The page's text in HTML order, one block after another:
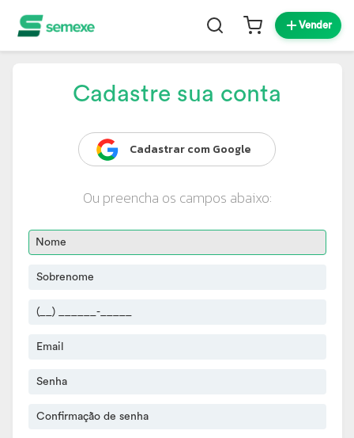
Vender
Cadastre sua conta
Cadastrar com Google
Ou preencha os campos abaixo: